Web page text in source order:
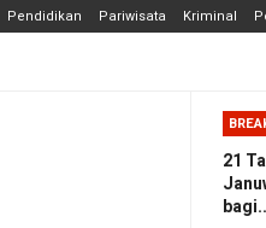
Pendidikan Pariwisata Kriminal
21